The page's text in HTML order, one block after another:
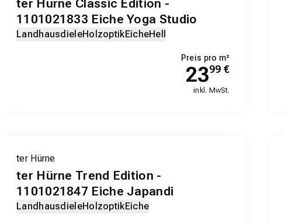
ter Hürne Classic Edition -
1101021833 Eiche Yoga Studio
LandhausdieleHolzoptikEicheHell
Preis pro m²
2399 €
inkl. MwSt.
ter Hürne
ter Hürne Trend Edition -
1101021847 Eiche Japandi
LandhausdieleHolzoptikEiche